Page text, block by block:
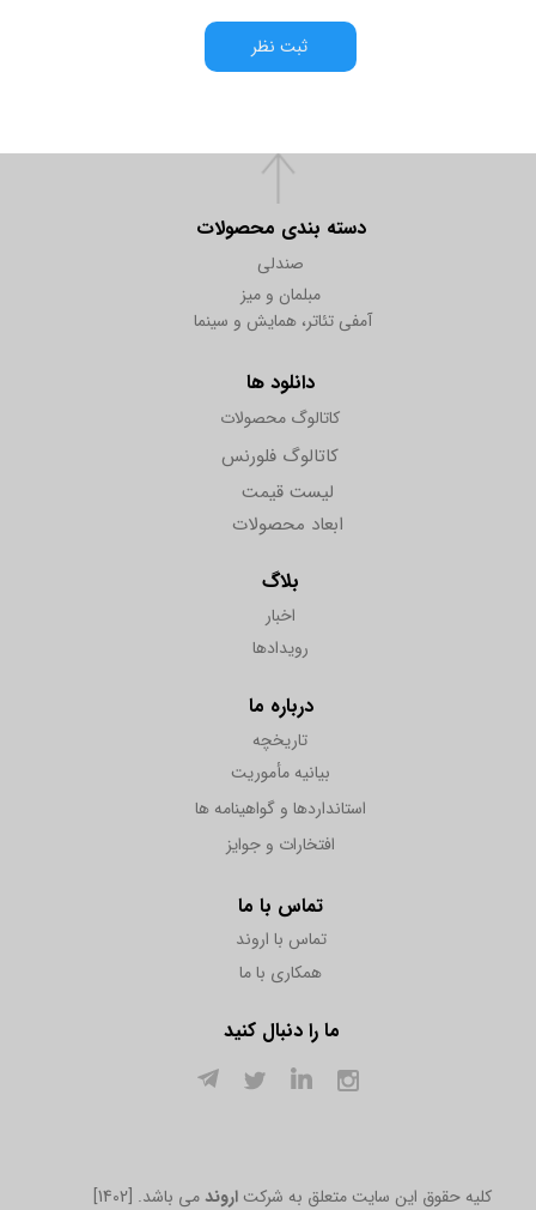
ثبت نظر
دسته بندی محصولات
صندلی
مبلمان و میز
آمفی تئاتر، همایش و سینما
دانلود ها
کاتالوگ محصولات
کاتالوگ فلورنس
بلاگ
اخبار
رویدادها
درباره ما
تاریخچه
بیانیه مأموریت
استانداردها و گواهینامه ها
افتخارات و جوایز
تماس با ما
تماس با اروند
همکاری با ما
ما را دنبال کنید
ابعاد محصولات
لیست قیمت
[1402] .کلیه حقوق این سایت متعلق به شرکت اروندمی باشد